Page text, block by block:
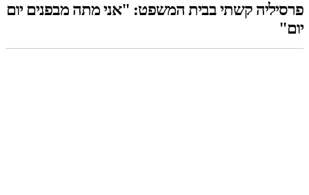
פרסיליה קשתי בבית המשפט: "אני מתה מבפנים יום
יום"